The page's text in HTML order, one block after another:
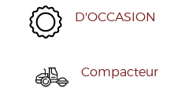
D'OCCASION
Compacteur